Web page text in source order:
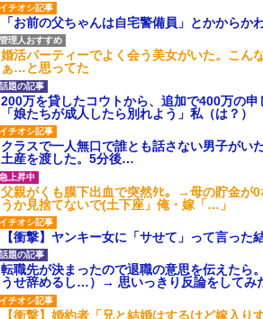
「お前の父ちゃんは自宅警備員」とかから
婚活パーティーでよく会う美女がいた。こん
ぁ…と思ってた
200万を貸したコウトから、追加で400万の
「娘たちが成人したら別れよう」私（は？）
クラスで一人無口で誰とも話さない男子が
土産を渡した。5分後…
父親がくも膜下出血で突然ﾀﾋ。→母の貯金が
うか見捨てないで(土下座」俺・嫁「…」
【衝撃】ヤンキー女に「サせて」って言った
転職先が決まったので退職の意思を伝えたら
うせ辞めるし…）→ 思いっきり反論をしてみ
【衝撃】婚約者「兄と結婚はするけど嫁入